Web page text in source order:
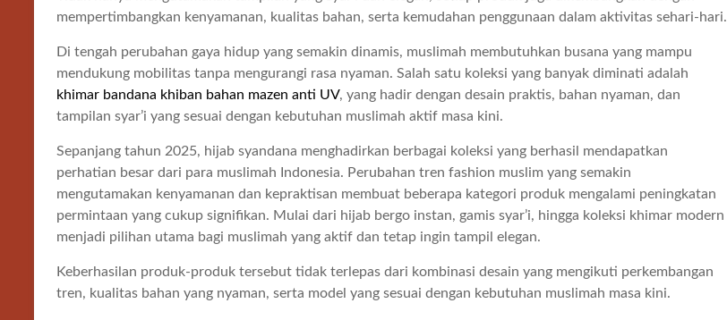
mempertimbangkan kenyamanan, kualitas bahan, serta kemudahan penggunaan dalam aktivitas sehari-hari.
Di tengah perubahan gaya hidup yang semakin dinamis, muslimah membutuhkan busana yang mampu
mendukung mobilitas tanpa mengurangi rasa nyaman. Salah satu koleksi yang banyak diminati adalah
khimar bandana khiban bahan mazen anti UV, yang hadir dengan desain praktis, bahan nyaman, dan
tampilan syar’i yang sesuai dengan kebutuhan muslimah aktif masa kini.
Sepanjang tahun 2025, hijab syandana menghadirkan berbagai koleksi yang berhasil mendapatkan
perhatian besar dari para muslimah Indonesia. Perubahan tren fashion muslim yang semakin
mengutamakan kenyamanan dan kepraktisan membuat beberapa kategori produk mengalami peningkatan
permintaan yang cukup signifikan. Mulai dari hijab bergo instan, gamis syar’i, hingga koleksi khimar modern
menjadi pilihan utama bagi muslimah yang aktif dan tetap ingin tampil elegan.
Keberhasilan produk-produk tersebut tidak terlepas dari kombinasi desain yang mengikuti perkembangan
tren, kualitas bahan yang nyaman, serta model yang sesuai dengan kebutuhan muslimah masa kini.